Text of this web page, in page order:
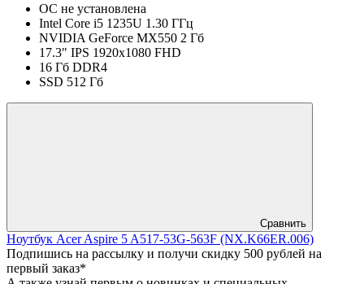
ОС не установлена
Intel Core i5 1235U 1.30 ГГц
NVIDIA GeForce MX550 2 Гб
17.3" IPS 1920x1080 FHD
16 Гб DDR4
SSD 512 Гб
Сравнить
Ноутбук Acer Aspire 5 A517-53G-563F (NX.K66ER.006)
Подпишись на рассылку и получи скидку 500 рублей на
первый заказ*